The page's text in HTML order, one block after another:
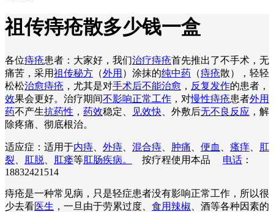
祖传痔疮散多少钱一盒
各位痔疮患者：大家好，我们治疗痔疮首先推出了不手术，无
痛苦，采用祖传秘方 （外用 ）涂抹的纯中药 （痔疮散），轻轻
松松治愈痔疮 ，尤其是对手术后不能治愈 ， 反复发作的患者，
效果会更好。治疗期间不影响正常工作 ，对慢性痔疮患者外用
药不产生抗药性 ， 药效稳定、 见效快 、外敷后无不良反应 ，解
除疼痛、彻底根治。
适应症：适用于内痔 外痔 混合痔 肿痛 便血 瘙痒
肛
裂
肛脱 肛瘘等肛肠疾病。 按疗程使用本品 电话 ：
18832421514
痔疮是一种常见病，只是轻症患者没有影响正常工作，所以很
少去看医生 ，一旦由于劳累过度、 食用辣椒 、酒等各种因素的